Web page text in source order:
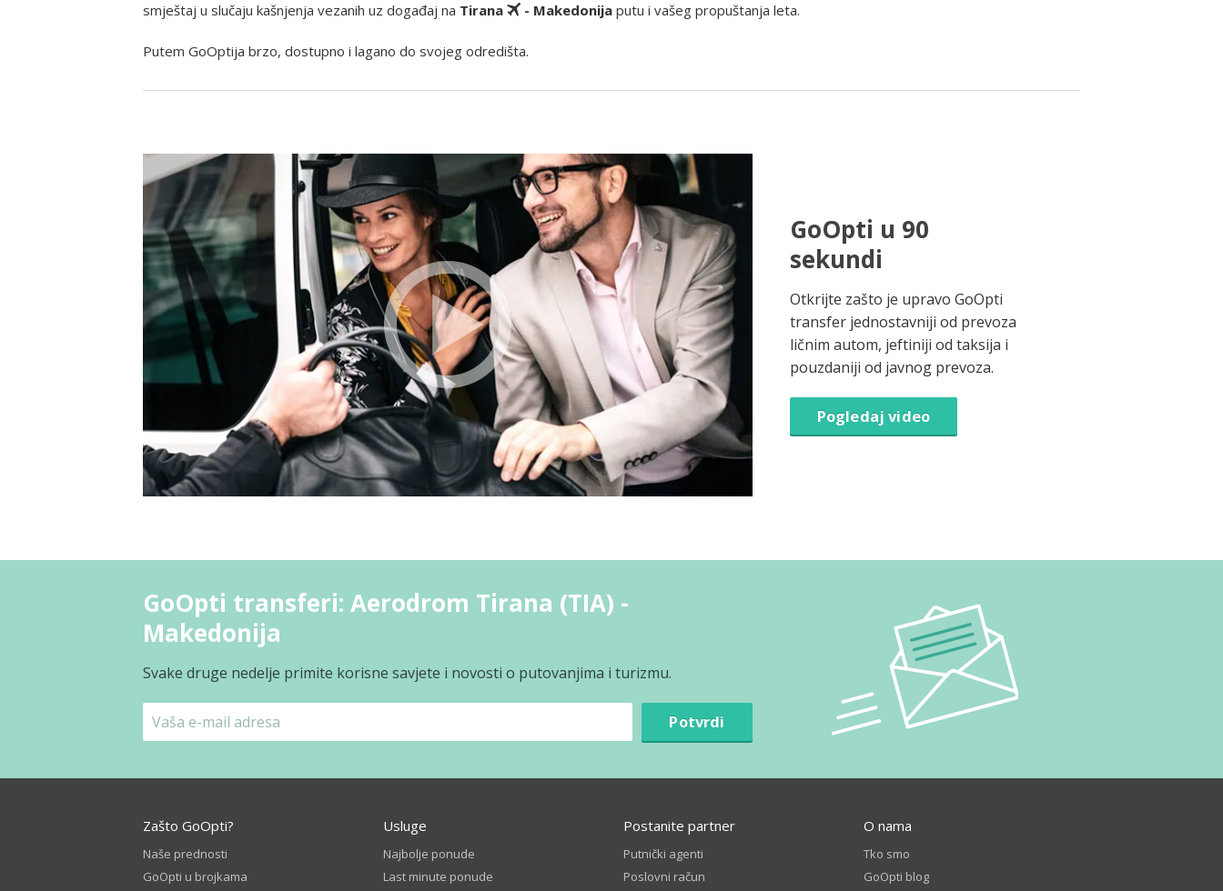
smještaj u slučaju kašnjenja vezanih uz događaj na Tirana - Makedonija putu i vašeg propuštanja leta.
Putem GoOptija brzo, dostupno i lagano do svojeg odredišta.
GoOpti u 90
sekundi
Otkrijte zašto je upravo GoOpti
transfer jednostavniji od prevoza
ličnim autom, jeftiniji od taksija i
pouzdaniji od javnog prevoza.
Pogledaj video
GoOpti transferi: Aerodrom Tirana (TIA) -
Makedonija
Svake druge nedelje primite korisne savjete i novosti o putovanjima i turizmu.
Potvrdi
Zašto GoOpti?
Naše prednosti
GoOpti u brojkama
Usluge
Najbolje ponude
Last minute ponude
Postanite partner
Putnički agenti
Poslovni račun
O nama
Tko smo
GoOpti blog